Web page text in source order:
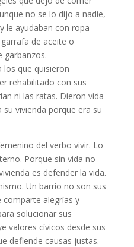
no se lo dijo a nadie,
le ayudaban con ropa
de aceite o
garbanzos.
los que quisieron
rehabilitado con sus
ni las ratas. Dieron vida
vivienda porque era su
del verbo vivir. Lo
Porque sin vida no
es defender la vida.
Un barrio no son sus
comparte alegrías y
solucionar sus
valores cívicos desde sus
defiende causas justas.